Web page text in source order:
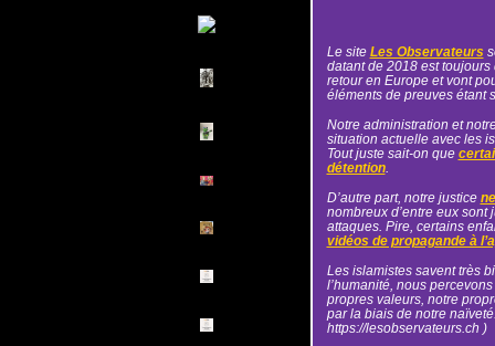
Le site Les Observateurs
datant de 2018 est
retour en Europe et vont
éléments de preuves étant
Notre administration et
situation actuelle avec les
Tout juste sait-on que
détention.
D’autre part, notre justice
nombreux d’entre eux sont
attaques. Pire, certains
vidéos de propagande à
Les islamistes savent très
l’humanité, nous
propres valeurs, notre
par la biais de notre
https://lesobservateurs.ch )